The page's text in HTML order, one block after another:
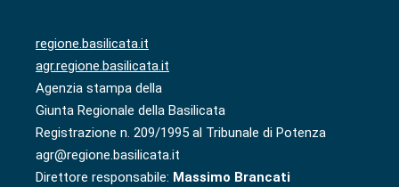
regione.basilicata.it
agr.regione.basilicata.it
Agenzia stampa della
Giunta Regionale della Basilicata
Registrazione n. 209/1995 al Tribunale di Potenza
agr@regione.basilicata.it
Direttore responsabile: Massimo Brancati